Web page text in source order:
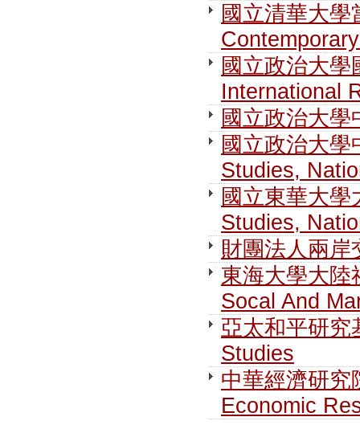
國立清華大
國立政治大
International
國立政治大
國立政治大
Studies,
國立東華大
Studies,
財團法人兩
東海大學大陸
Socal And
亞太和平研究
Studies
中華經濟研
Economic